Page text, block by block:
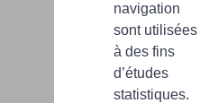
navigation
sont utilisées
à des fins
d’études
statistiques.